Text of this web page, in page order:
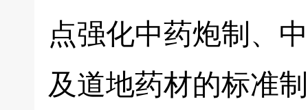
点强化中药炮制、
及道地药材的标准